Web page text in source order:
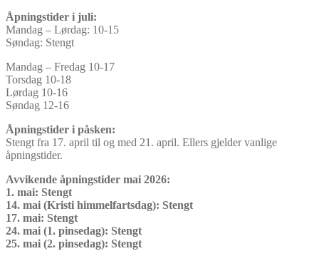
Åpningstider i juli:
Mandag – Lørdag: 10-15
Søndag: Stengt
Mandag – Fredag 10-17
Torsdag 10-18
Lørdag 10-16
Søndag 12-16
Åpningstider i påsken:
Stengt fra 17. april til og med 21. april. Ellers gjelder vanlige
åpningstider.
Avvikende åpningstider mai 2026:
1. mai: Stengt
14. mai (Kristi himmelfartsdag): Stengt
17. mai: Stengt
24. mai (1. pinsedag): Stengt
25. mai (2. pinsedag): Stengt